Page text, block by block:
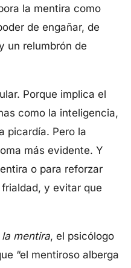
la mentira como
de engañar, de
un relumbrón de
Porque implica el
como la inteligencia,
picardía. Pero la
más evidente. Y
o para reforzar
y evitar que
mentira, el psicólogo
“el mentiroso alberga